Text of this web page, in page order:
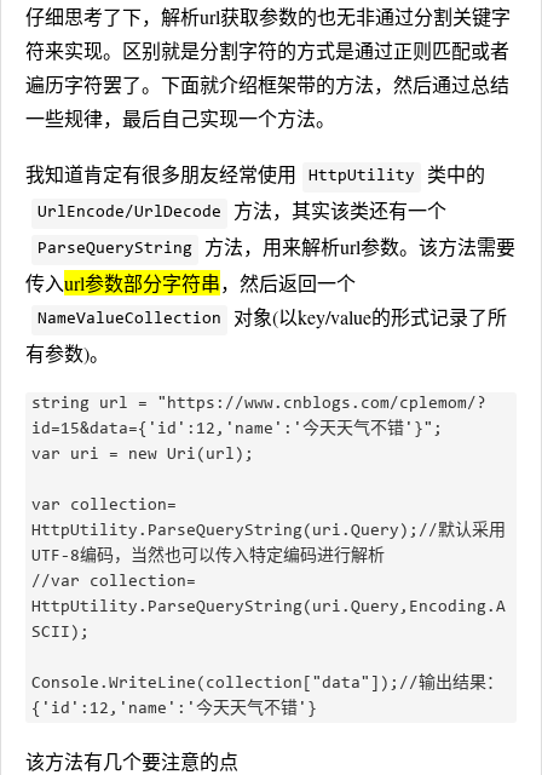
仔细思考了下，解析url获取参数的也无非通过分割关键字
符来实现。区别就是分割字符的方式是通过正则匹配或者
遍历字符罢了。下面就介绍框架带的方法，然后通过总结
一些规律，最后自己实现一个方法。
我知道肯定有很多朋友经常使用 HttpUtility 类中的
UrlEncode/UrlDecode 方法，其实该类还有一个
ParseQueryString
方法，用来解析url参数。该方法需要
传入url参数部分字符串，然后返回一个
NameValueCollection
对象(以key/value的形式记录了所
有参数)。
string url = "https://www.cnblogs.com/cplemom/?
id=15&data={'id':12,'name':'今天天气不错'}";
var uri = new Uri(url);
var collection=
HttpUtility.ParseQueryString(uri.Query);//默认采用
UTF-8编码，当然也可以传入特定编码进行解析
//var collection=
HttpUtility.ParseQueryString(uri.Query,Encoding.A
SCII);
Console.WriteLine(collection["data"]);//输出结果：
该方法有几个要注意的点